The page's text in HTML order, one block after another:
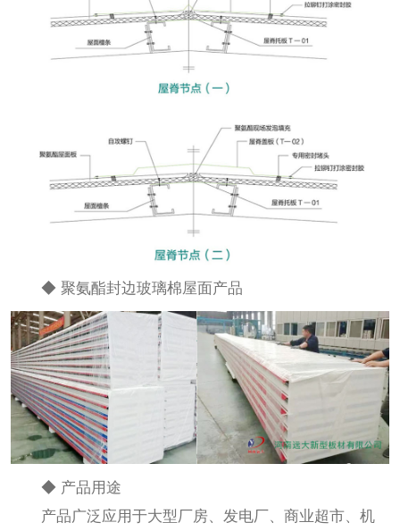
◆ 聚氨酯封边玻璃棉屋面产品
◆ 产品用途
产品广泛应用于大型厂房、发电厂、商业超市、机